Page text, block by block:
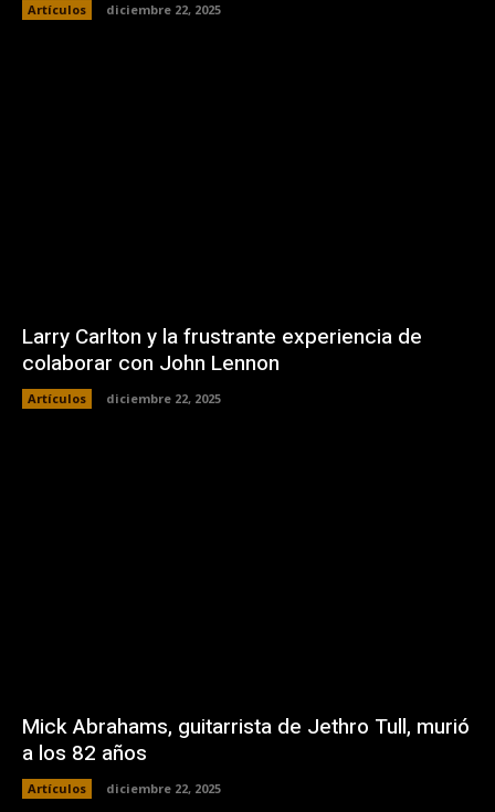
Artículos diciembre 22, 2025
Larry Carlton y la frustrante experiencia de
colaborar con John Lennon
Artículos diciembre 22, 2025
Mick Abrahams, guitarrista de Jethro Tull, murió
a los 82 años
Artículos diciembre 22, 2025